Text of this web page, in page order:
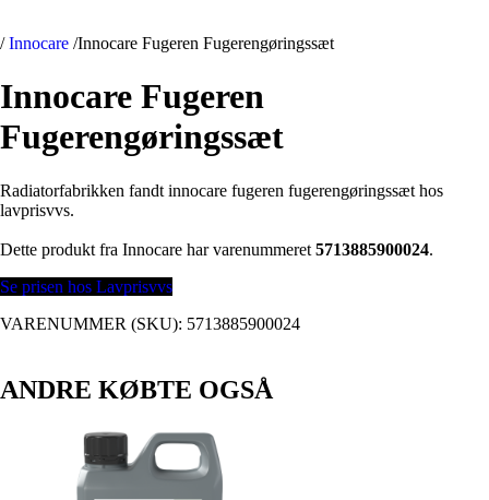
/ Innocare /Innocare Fugeren Fugerengøringssæt
Innocare Fugeren
Fugerengøringssæt
Radiatorfabrikken fandt innocare fugeren fugerengøringssæt hos
lavprisvvs.
Dette produkt fra Innocare har varenummeret 5713885900024.
Se prisen hos Lavprisvvs
VARENUMMER (SKU): 5713885900024
ANDRE KØBTE OGSÅ